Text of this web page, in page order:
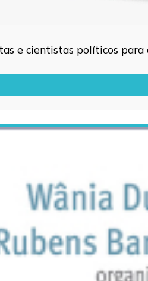
e cientistas políticos